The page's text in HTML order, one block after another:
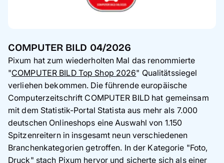
COMPUTER BILD 04/2026
Pixum hat zum wiederholten Mal das renommierte
"COMPUTER BILD Top Shop 2026" Qualitätssiegel
verliehen bekommen. Die führende europäische
Computerzeitschrift COMPUTER BILD hat gemeinsam
mit dem Statistik-Portal Statista aus mehr als 7.000
deutschen Onlineshops eine Auswahl von 1.150
Spitzenreitern in insgesamt neun verschiedenen
Branchenkategorien getroffen. In der Kategorie "Foto,
Druck" stach Pixum hervor und sicherte sich als einer